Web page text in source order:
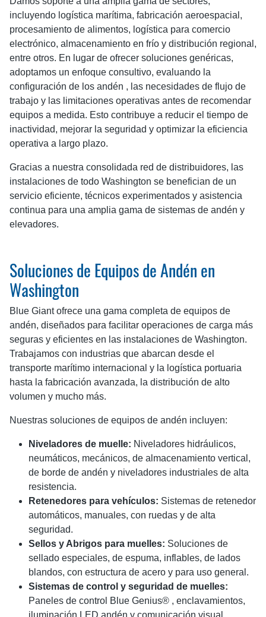
incluyendo logística marítima, fabricación aeroespacial,
procesamiento de alimentos, logística para comercio
electrónico, almacenamiento en frío y distribución regional,
entre otros. En lugar de ofrecer soluciones genéricas,
adoptamos un enfoque consultivo, evaluando la
configuración de los andén , las necesidades de flujo de
trabajo y las limitaciones operativas antes de recomendar
equipos a medida. Esto contribuye a reducir el tiempo de
inactividad, mejorar la seguridad y optimizar la eficiencia
operativa a largo plazo.
Gracias a nuestra consolidada red de distribuidores, las
instalaciones de todo Washington se benefician de un
servicio eficiente, técnicos experimentados y asistencia
continua para una amplia gama de sistemas de andén y
elevadores.
Soluciones de Equipos de Andén en
Washington
Blue Giant ofrece una gama completa de equipos de
andén, diseñados para facilitar operaciones de carga más
seguras y eficientes en las instalaciones de Washington.
Trabajamos con industrias que abarcan desde el
transporte marítimo internacional y la logística portuaria
hasta la fabricación avanzada, la distribución de alto
volumen y mucho más.
Nuestras soluciones de equipos de andén incluyen:
Niveladores de muelle: Niveladores hidráulicos,
neumáticos, mecánicos, de almacenamiento vertical,
de borde de andén y niveladores industriales de alta
resistencia.
Retenedores para vehículos: Sistemas de retenedor
automáticos, manuales, con ruedas y de alta
seguridad.
Sellos y Abrigos para muelles: Soluciones de
sellado especiales, de espuma, inflables, de lados
blandos, con estructura de acero y para uso general.
Sistemas de control y seguridad de muelles:
Paneles de control Blue Genius® , enclavamientos,
iluminación LED andén y comunicación visual.